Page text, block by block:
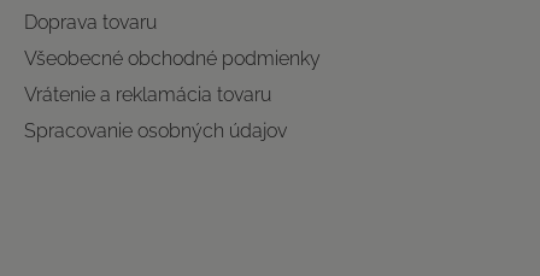
Doprava tovaru
Všeobecné obchodné podmienky
Vrátenie a reklamácia tovaru
Spracovanie osobných údajov